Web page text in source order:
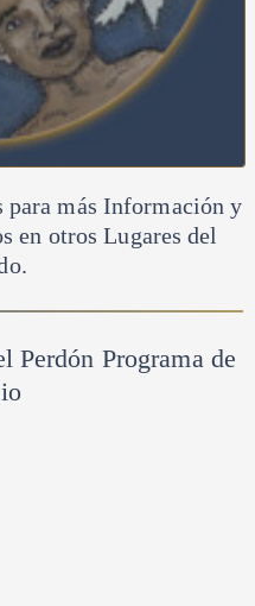
para más Información y
en otros Lugares del
Perdón Programa de